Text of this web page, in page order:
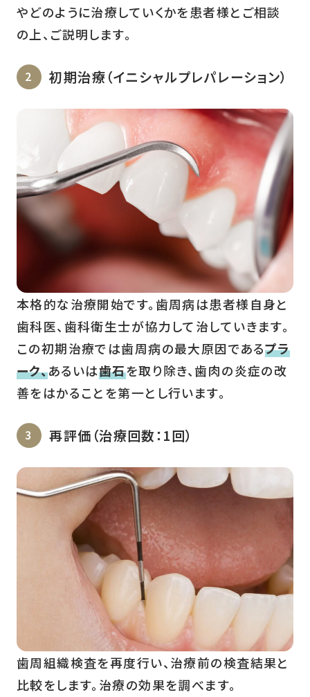
やどのように治療していくかを患者様とご相談
の上、ご説明します。
初期治療（イニシャルプレパレーション）
本格的な治療開始です。歯周病は患者様自身と
歯科医、歯科衛生士が協力して治していきます。
この初期治療では歯周病の最大原因であるプラ
ーク、あるいは歯石を取り除き、歯肉の炎症の改
善をはかることを第一とし行います。
再評価（治療回数：1回）
歯周組織検査を再度行い、治療前の検査結果と
比較をします。治療の効果を調べます。